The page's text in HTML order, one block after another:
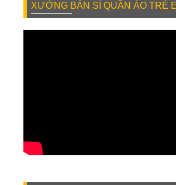
XƯỞNG BÁN SỈ QUẦN ÁO TRẺ